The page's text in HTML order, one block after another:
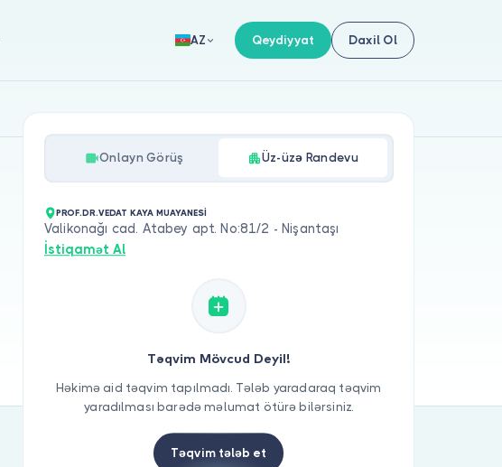
AZ Qeydiyyat Daxil Ol
Onlayn Görüş Üz-üzə Randevu
PROF.DR.VEDAT KAYA MUAYANESİ
Valikonağı cad. Atabey apt. No:81/2 - Nişantaşı
İstiqamət Al
Təqvim Mövcud Deyil!
Həkimə aid təqvim tapılmadı. Tələb yaradaraq təqvim
yaradılması barədə məlumat ötürə bilərsiniz.
Təqvim tələb et